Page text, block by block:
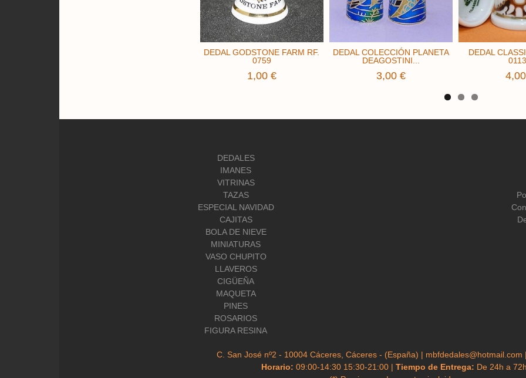
DEDAL GODSTONE FARM RF.
0759
DEDAL COLECCIÓN PLANETA
DEAGOSTINI...
DEDAL
DEDALES
IMANES
VITRINAS
TAZAS
ESPECIAL NAVIDAD
CAJITAS
BOLA DE NIEVE
MINIATURAS
VASO CHUPITO
LLAVEROS
CIGÜEÑA
MAQUETA
PINES
ROSARIOS
C. San José nº2 - 10004 Cáceres, Cáceres - (España) | mbfdedales@hotmail.com |